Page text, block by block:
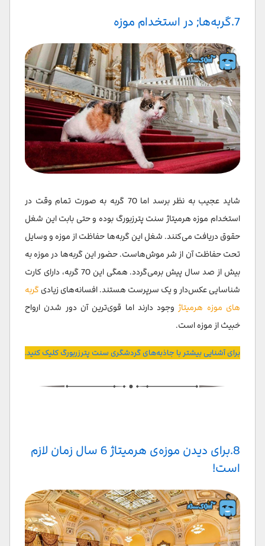
7.گربه‌ها; در استخدام موزه
شاید عجیب به نظر برسد اما 70 گربه به صورت تمام وقت در
استخدام موزه هرمیتاژ سنت پترزبورگ بوده و حتی بابت این شغل
حقوق دریافت می‌کنند. شغل این گربه‌ها حفاظت از موزه و وسایل
تحت حفاظت آن از شر موش‌هاست. حضور این گربه‌ها در موزه به
بیش از صد سال پیش بر‌می‌گردد. همگی این 70 گربه، دارای کارت
شناسایی عکس‌دار و یک سرپرست هستند. افسانه‌های زیادیگربه
های موزه هرمیتاژ وجود دارند اما قوی‌ترین آن دور شدن ارواح
خبیث از موزه است.
برای آشنایی بیشتر با جاذبه‌های گردشگری سنت پترزربورگ کلیک کنید.
8.برای دیدن موزه‌ی هرمیتاژ 6 سال زمان لازم
است!